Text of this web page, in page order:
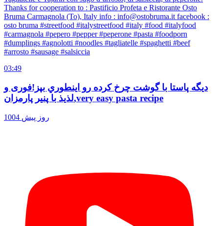
Thanks for cooperation to : Pastificio Profeta e Ristorante Osto
Bruma Carmagnola (To), Italy info : info@ostobruma.it facebook :
osto bruma #streetfood #italystreetfood #italy #food #italyfood
#carmagnola #pepero #pepper #peperone #pasta #foodporn
#dumplings #agnolotti #noodles #tagliatelle #spaghetti #beef
#arrosto #sausage #salsiccia
03:49
ديگه پاستا با گوشت چرخ كرده رو اينطوري بپز!فوری و
لذيذ با پنير پارمزان,very easy pasta recipe
1004 روز پیش